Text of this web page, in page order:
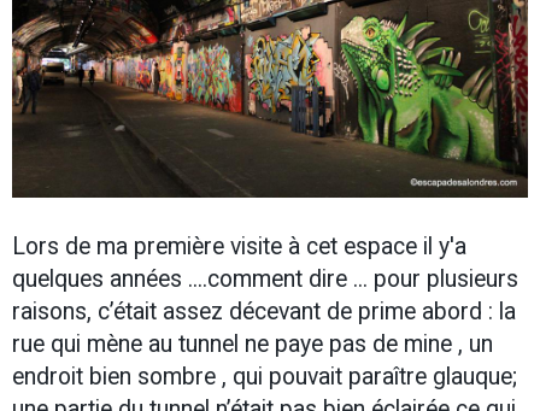
Lors de ma première visite à cet espace il y'a
quelques années ....comment dire ... pour plusieurs
raisons, c’était assez décevant de prime abord : la
rue qui mène au tunnel ne paye pas de mine , un
endroit bien sombre , qui pouvait paraître glauque;